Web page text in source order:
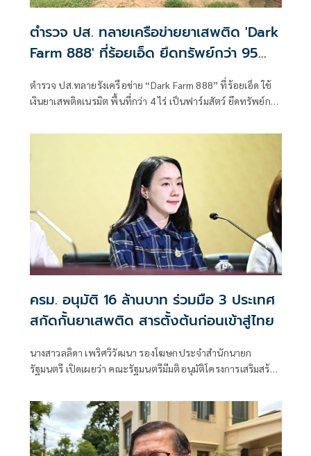
ตำรวจ ปส. ทลายเครือข่ายยาเสพติด 'Dark
Farm 888' ที่ร้อยเอ็ด ยึดทรัพย์กว่า 95
ตำรวจ ปส.ทลายรังเครือข่าย “Dark Farm 888” ที่ร้อยเอ็ด ใช้
เงินยาเสพติดเนรมิต พื้นที่กว่า 4 ไร่ เป็นฟาร์มสัตว์ ยึดทรัพย์กว่า
ครม. อนุมัติ 16 ล้านบาท ร่วมมือ 3 ประเทศ
สกัดกั้นยาเสพติด สารตั้งต้นก่อนเข้าสู่ไทย
นางสาวลลิดา เพริศวิวัฒนา รองโฆษกประจำสำนักนายก
รัฐมนตรี เปิดเผยว่า คณะรัฐมนตรีมีมติอนุมัติโครงการเสริมสร้าง
ยาเสพติดและทำลายเครือข่ายการค้ายาเสพติดระหว่าง
ประเทศ ประจำปีงบประมาณ พ.ศ. 2569 วงเงินรวม 16 ล้าน
บาท ตามที่กระทรวงยุติธรรม โดยสำนักงานคณะกรรมการ
ป้องกันและปราบปรามยาเสพติด หรือสำนักงาน ป.ป.ส.